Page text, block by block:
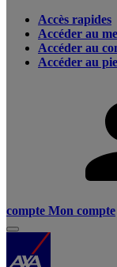
Accès rapides
Accéder au
Accéder au
Accéder au
compte Mon compte